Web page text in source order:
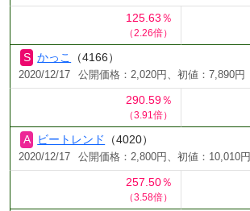
125.63％
（2.26倍）
かっこ （4166）
2020/12/17 公開価格：2,020円、初値：7,890円
290.59％
（3.91倍）
ビートレンド （4020）
2020/12/17 公開価格：2,800円、初値：10,010円
257.50％
（3.58倍）